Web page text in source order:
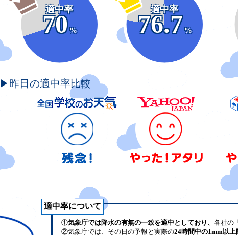
適中率
70
%
適中率
76.7
%
▶昨日の適中率比較
適中率について
①気象庁では降水の有無の一致を適中としており、 各社の
②気象庁では、その日の予報と実際の24時間中の1mm以上